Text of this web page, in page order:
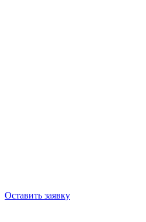
Оставить заявку